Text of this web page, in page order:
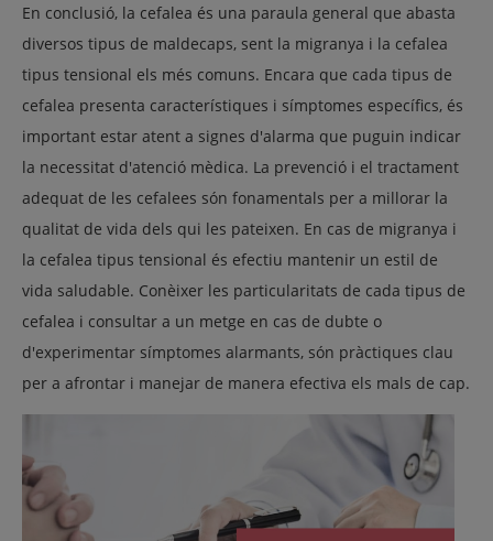
En conclusió, la cefalea és una paraula general que abasta
diversos tipus de maldecaps, sent la migranya i la cefalea
tipus tensional els més comuns. Encara que cada tipus de
cefalea presenta característiques i símptomes específics, és
important estar atent a signes d'alarma que puguin indicar
la necessitat d'atenció mèdica. La prevenció i el tractament
adequat de les cefalees són fonamentals per a millorar la
qualitat de vida dels qui les pateixen. En cas de migranya i
la cefalea tipus tensional és efectiu mantenir un estil de
vida saludable. Conèixer les particularitats de cada tipus de
cefalea i consultar a un metge en cas de dubte o
d'experimentar símptomes alarmants, són pràctiques clau
per a afrontar i manejar de manera efectiva els mals de cap.